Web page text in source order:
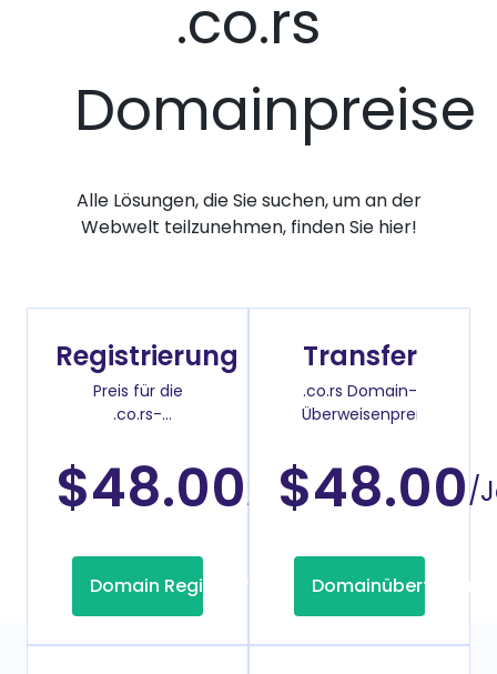
.co.rs
Domainpreise
Alle Lösungen, die Sie suchen, um an der
Webwelt teilzunehmen, finden Sie hier!
Registrierung
Preis für die
.co.rs-
$48.00 /Jahr
Domain Registrierung
Transfer
.co.rs Domain-
Überweisenpreis
$48.00/
Domainübertragung